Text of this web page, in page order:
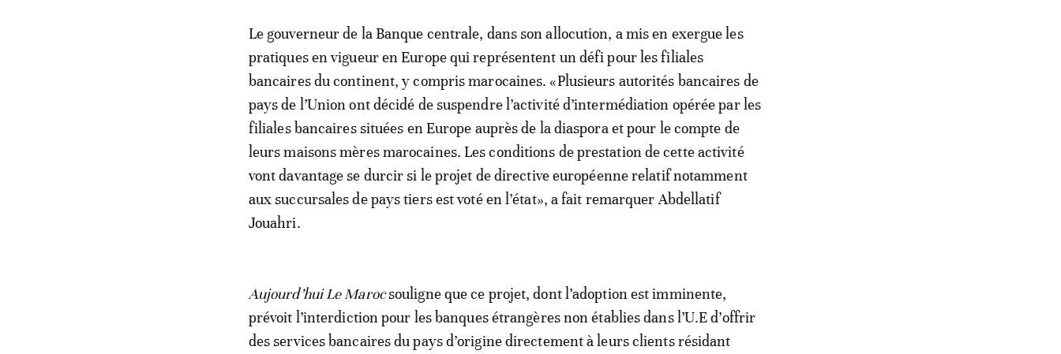
Le gouverneur de la Banque centrale, dans son allocution, a mis en exergue les
pratiques en vigueur en Europe qui représentent un défi pour les filiales
bancaires du continent, y compris marocaines. «Plusieurs autorités bancaires de
pays de l’Union ont décidé de suspendre l’activité d’intermédiation opérée par les
filiales bancaires situées en Europe auprès de la diaspora et pour le compte de
leurs maisons mères marocaines. Les conditions de prestation de cette activité
vont davantage se durcir si le projet de directive européenne relatif notamment
aux succursales de pays tiers est voté en l’état», a fait remarquer Abdellatif
Jouahri.
Aujourd’hui Le Marocsouligne que ce projet, dont l’adoption est imminente,
prévoit l’interdiction pour les banques étrangères non établies dans l’U.E d’offrir
des services bancaires du pays d’origine directement à leurs clients résidant